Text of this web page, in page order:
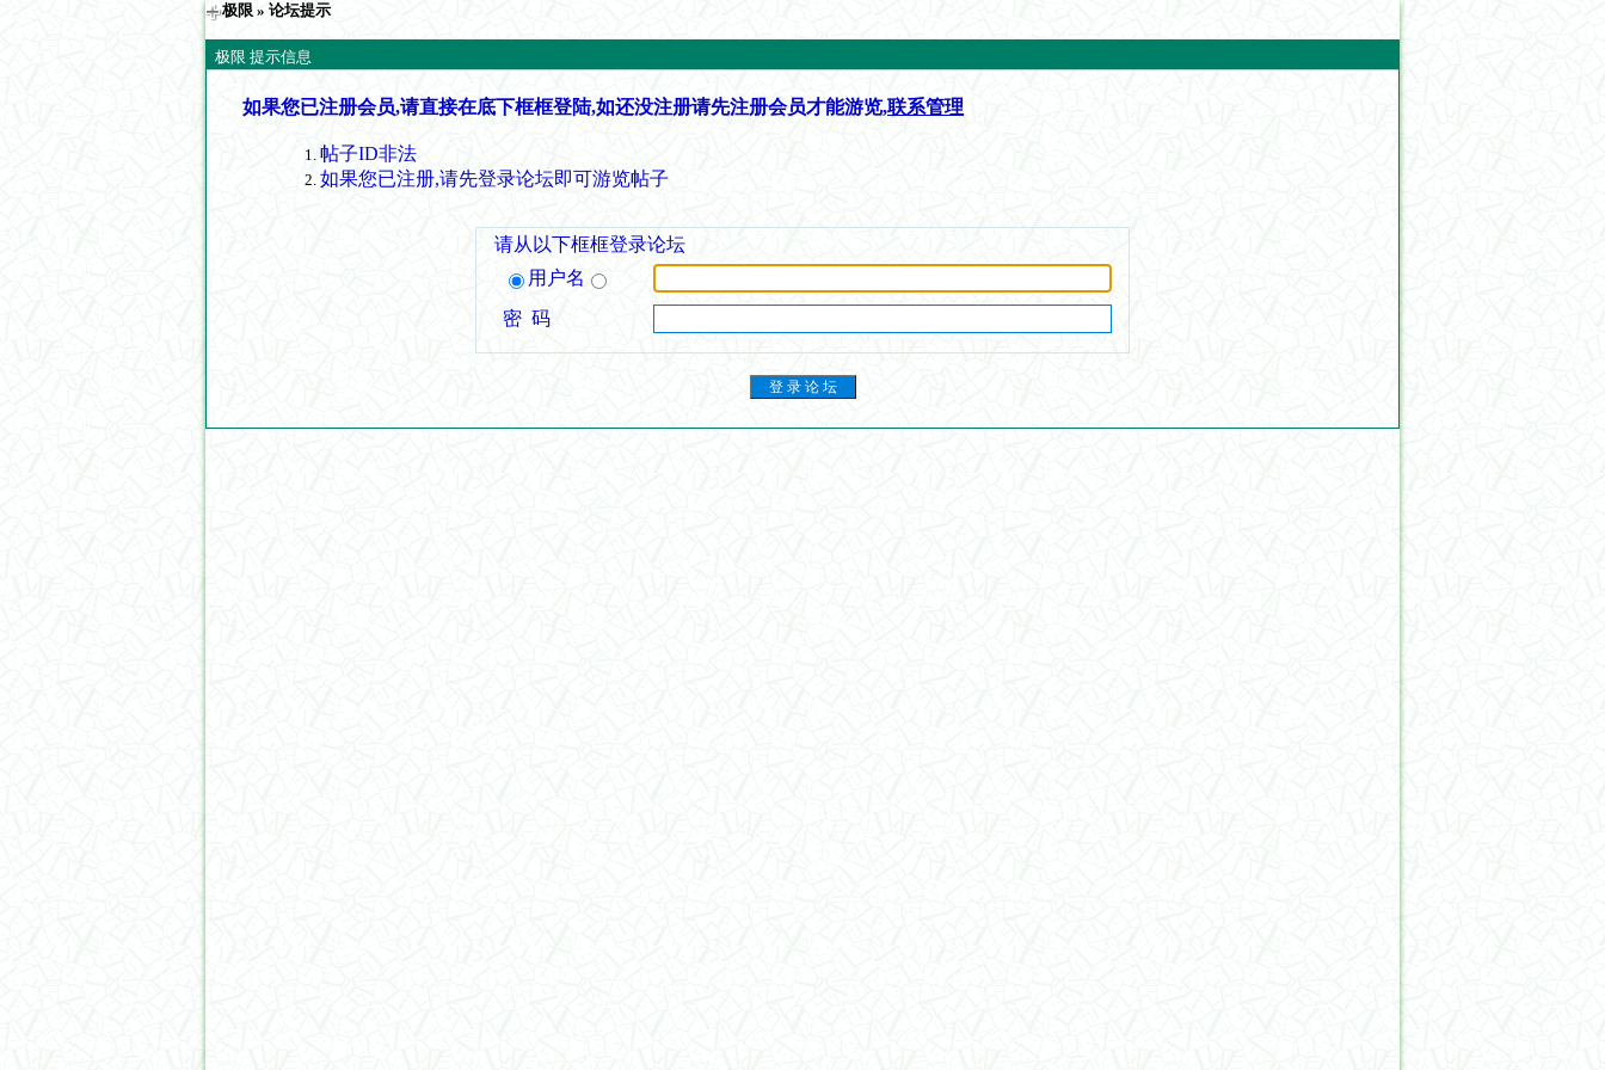
极限 » 论坛提示
极限 提示信息
如果您已注册会员,请直接在底下框框登陆,如还没注册请先注册会员才能游览,联系管理
帖子ID非法
如果您已注册,请先登录论坛即可游览帖子
请从以下框框登录论坛
用户名
密 码